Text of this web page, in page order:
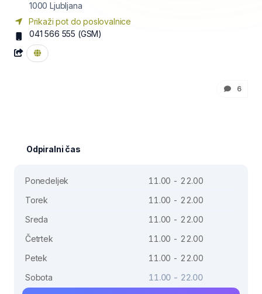
1000 Ljubljana
Prikaži pot do poslovalnice
041 566 555 (GSM)
6
Odpiralni čas
Ponedeljek
11.00 - 22.00
Torek
11.00 - 22.00
Sreda
11.00 - 22.00
Četrtek
11.00 - 22.00
Petek
11.00 - 22.00
Sobota
11.00 - 22.00